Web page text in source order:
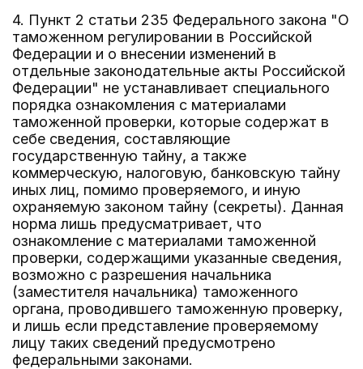
4. Пункт 2 статьи 235 Федерального закона "О
таможенном регулировании в Российской
Федерации и о внесении изменений в
отдельные законодательные акты Российской
Федерации" не устанавливает специального
порядка ознакомления с материалами
таможенной проверки, которые содержат в
себе сведения, составляющие
государственную тайну, а также
коммерческую, налоговую, банковскую тайну
иных лиц, помимо проверяемого, и иную
охраняемую законом тайну (секреты). Данная
норма лишь предусматривает, что
ознакомление с материалами таможенной
проверки, содержащими указанные сведения,
возможно с разрешения начальника
(заместителя начальника) таможенного
органа, проводившего таможенную проверку,
и лишь если представление проверяемому
лицу таких сведений предусмотрено
федеральными законами.